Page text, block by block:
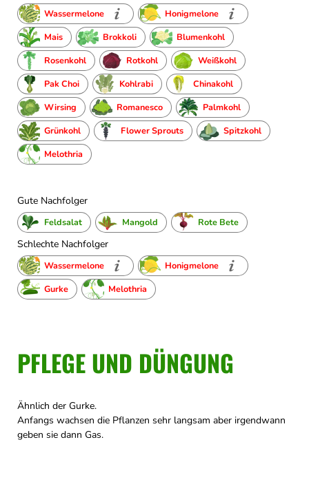
Wassermelone
Honigmelone
Mais
Brokkoli
Blumenkohl
Rosenkohl
Rotkohl
Weißkohl
Pak Choi
Kohlrabi
Chinakohl
Wirsing
Romanesco
Palmkohl
Grünkohl
Flower Sprouts
Spitzkohl
Melothria
Gute Nachfolger
Feldsalat Mangold Rote Bete
Schlechte Nachfolger
Wassermelone
Honigmelone
Gurke
Melothria
PFLEGE UND DÜNGUNG
Ähnlich der Gurke.
Anfangs wachsen die Pflanzen sehr langsam aber irgendwann
geben sie dann Gas.